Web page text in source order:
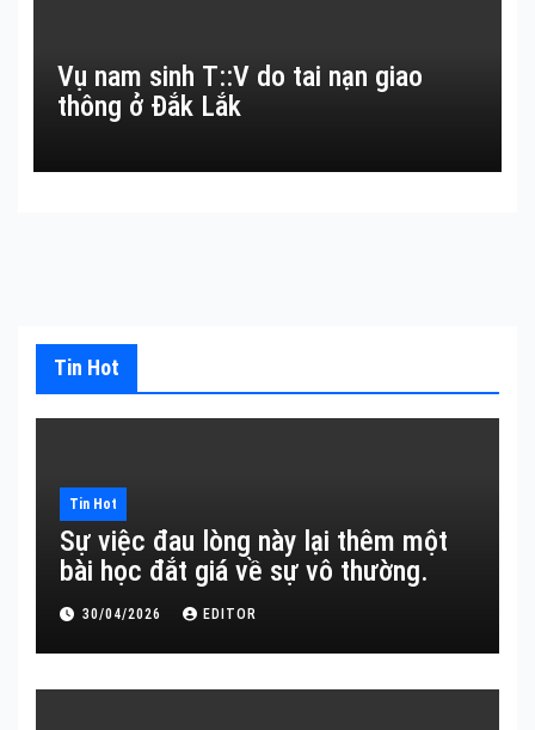
Vụ nam sinh T::V do tai nạn giao
thông ở Đắk Lắk
Tin Hot
Tin Hot
Sự việc đau lòng này lại thêm một
bài học đắt giá về sự vô thường.
30/04/2026 EDITOR